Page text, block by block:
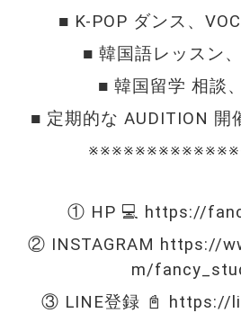
■ K-POP ダンス、
■ 韓国語レッスン
■ 韓国留学 相談
■ 定期的な AUDITION 開
① HP 💻 https://
② INSTAGRAM https://
m/
③ LINE登録 📓 https://